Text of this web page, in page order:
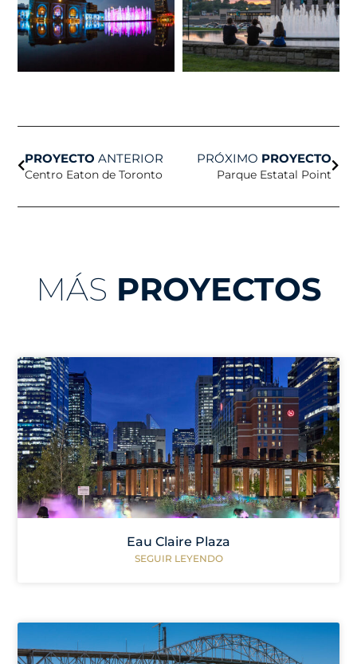
PROYECTO ANTERIOR
Centro Eaton de Toronto
PRÓXIMO PROYECTO
Parque Estatal Point
MÁS PROYECTOS
Eau Claire Plaza
SEGUIR LEYENDO